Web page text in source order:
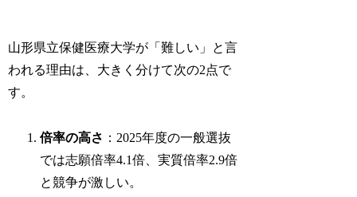
山形県立保健医療大学が「難しい」と言
われる理由は、大きく分けて次の2点で
す。
倍率の高さ ：2025年度の一般選抜
では志願倍率4.1倍、実質倍率2.9倍
と競争が激しい。